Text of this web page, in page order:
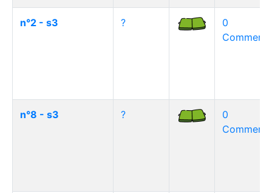
n°2 - s3 ?
0
n°8 - s3 ?
0